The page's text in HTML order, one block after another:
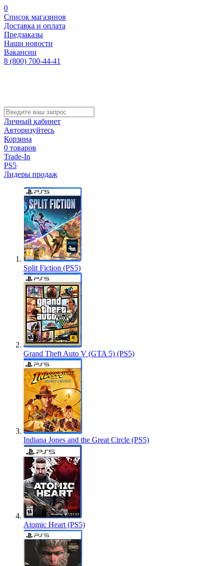
0
Список магазинов
Доставка и оплата
Предзаказы
Наши новости
Вакансии
8 (800) 700-44-41
Личный кабинет
Авторизуйтесь
Корзина
0 товаров
Trade-In
PS5
Лидеры продаж
Split Fiction (PS5)
Grand Theft Auto V (GTA 5) (PS5)
Indiana Jones and the Great Circle (PS5)
Atomic Heart (PS5)